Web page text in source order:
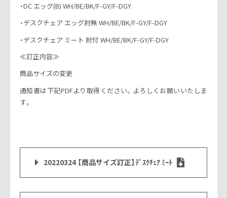
・DC エッグ(B) WH/BE/BK/F-GY/F-DGY
・デスクチェア エッグ肘無 WH/BE/BK/F-GY/F-DGY
・デスクチェア ミート 肘付 WH/BE/BK/F-GY/F-DGY
≪訂正内容≫
商品サイズの変更
通知書は下記PDFより取得ください。よろしくお願いいたしま
す。
20220324 【商品サイズ訂正】ﾃﾞｽｸﾁｪｱ ﾐｰﾄ